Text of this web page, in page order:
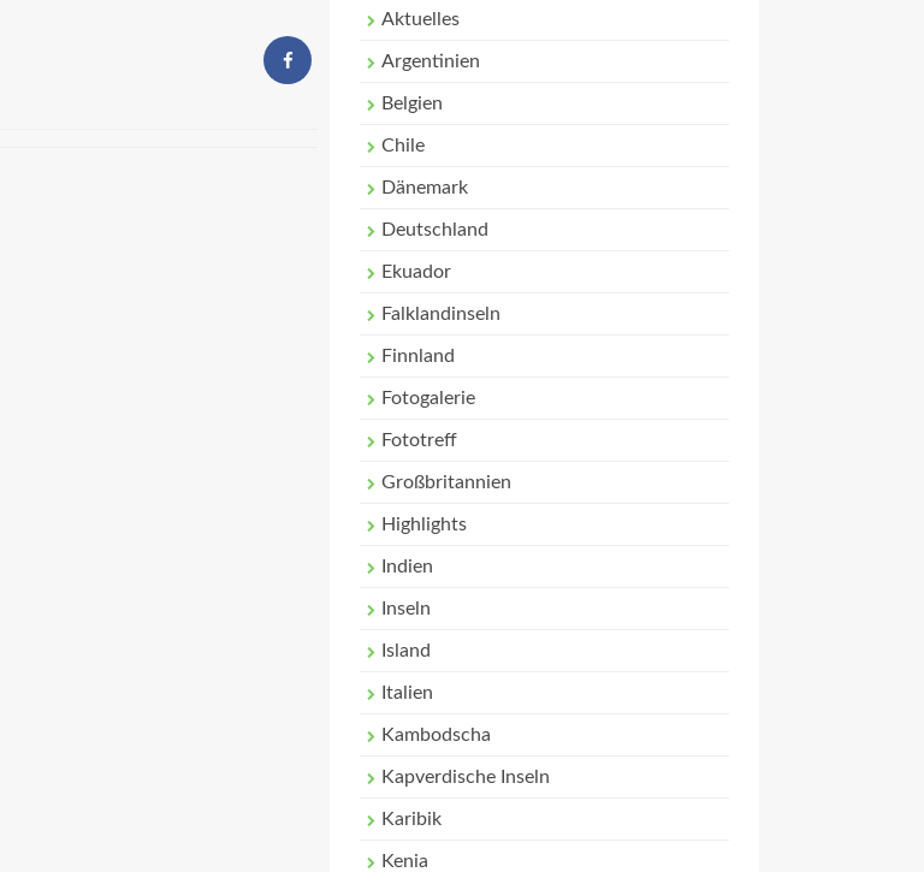
Aktuelles
Argentinien
Belgien
Chile
Dänemark
Deutschland
Ekuador
Falklandinseln
Finnland
Fotogalerie
Fototreff
Großbritannien
Highlights
Indien
Inseln
Island
Italien
Kambodscha
Kapverdische Inseln
Karibik
Kenia